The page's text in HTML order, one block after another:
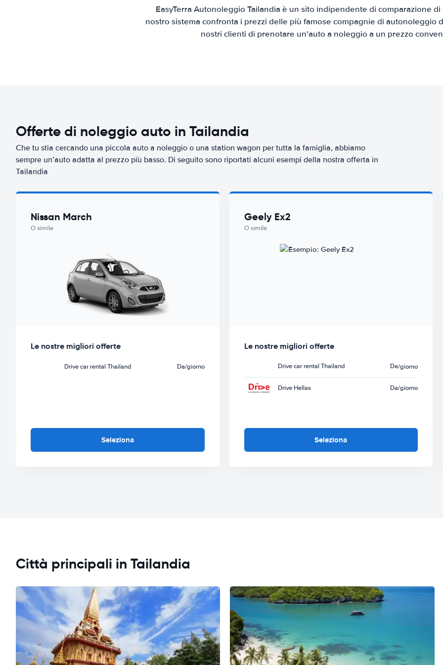
EasyTerra Autonoleggio Tailandia è un sito indipendente di comparazione
nostro sistema confronta i prezzi delle più famose compagnie di autonoleggio
nostri clienti di prenotare un'auto a noleggio a un prezzo
Offerte di noleggio auto in Tailandia
Che tu stia cercando una piccola auto a noleggio o una station wagon per tutta la famiglia, abbiamo
sempre un’auto adatta al prezzo più basso. Di seguito sono riportati alcuni esempi della nostra offerta in
Tailandia
Nissan March
O simile
Le nostre migliori offerte
Drive car rental Thailand Da/giorno
Seleziona
Geely Ex2
O simile
Le nostre migliori offerte
Drive car rental Thailand Da/giorno
Drive Hellas Da/giorno
Seleziona
Città principali in Tailandia